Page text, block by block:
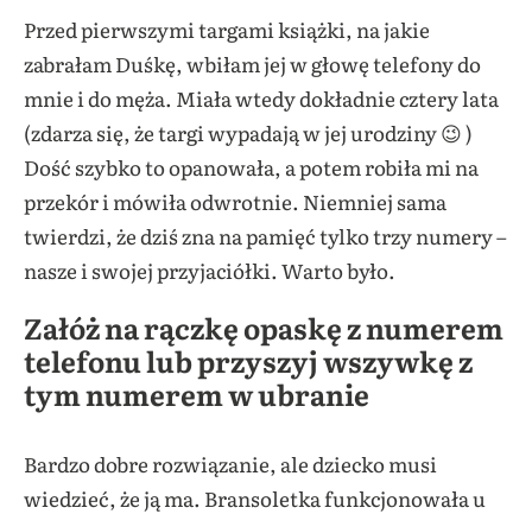
Przed pierwszymi targami książki, na jakie
zabrałam Duśkę, wbiłam jej w głowę telefony do
mnie i do męża. Miała wtedy dokładnie cztery lata
(zdarza się, że targi wypadają w jej urodziny 😉 )
Dość szybko to opanowała, a potem robiła mi na
przekór i mówiła odwrotnie. Niemniej sama
twierdzi, że dziś zna na pamięć tylko trzy numery –
nasze i swojej przyjaciółki. Warto było.
Załóż na rączkę opaskę z numerem
telefonu lub przyszyj wszywkę z
tym numerem w ubranie
Bardzo dobre rozwiązanie, ale dziecko musi
wiedzieć, że ją ma. Bransoletka funkcjonowała u